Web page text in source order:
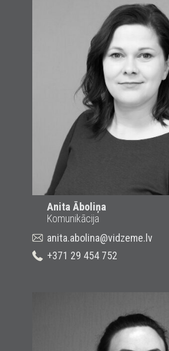
Anita Āboliņa
Komunikācija
anita.abolina@vidzeme.lv
+371 29 454 752